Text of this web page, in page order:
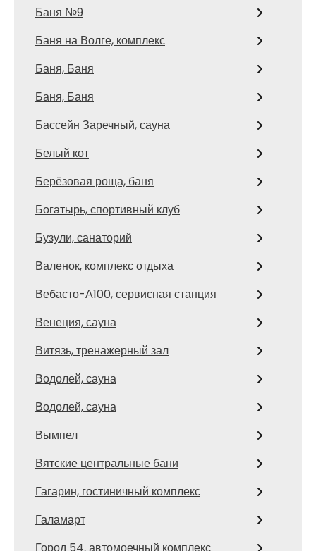
Баня №9
Баня на Волге, комплекс
Баня, Баня
Баня, Баня
Бассейн Заречный, сауна
Белый кот
Берёзовая роща, баня
Богатырь, спортивный клуб
Бузули, санаторий
Валенок, комплекс отдыха
Вебасто-А100, сервисная станция
Венеция, сауна
Витязь, тренажерный зал
Водолей, сауна
Водолей, сауна
Вымпел
Вятские центральные бани
Гагарин, гостиничный комплекс
Галамарт